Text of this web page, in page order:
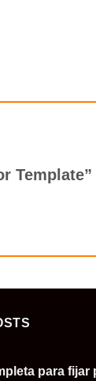
Template”
para fijar